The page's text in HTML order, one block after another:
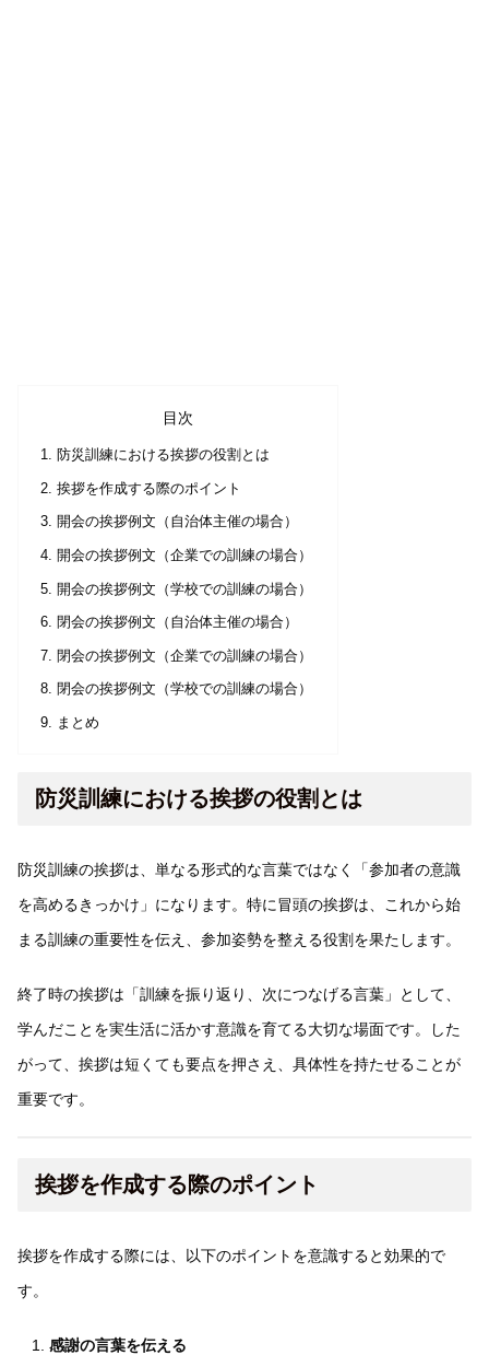
目次
防災訓練における挨拶の役割とは
挨拶を作成する際のポイント
開会の挨拶例文（自治体主催の場合）
開会の挨拶例文（企業での訓練の場合）
開会の挨拶例文（学校での訓練の場合）
閉会の挨拶例文（自治体主催の場合）
閉会の挨拶例文（企業での訓練の場合）
閉会の挨拶例文（学校での訓練の場合）
まとめ
防災訓練における挨拶の役割とは
防災訓練の挨拶は、単なる形式的な言葉ではなく「参加者の意識
を高めるきっかけ」になります。特に冒頭の挨拶は、これから始
まる訓練の重要性を伝え、参加姿勢を整える役割を果たします。
終了時の挨拶は「訓練を振り返り、次につなげる言葉」として、
学んだことを実生活に活かす意識を育てる大切な場面です。した
がって、挨拶は短くても要点を押さえ、具体性を持たせることが
重要です。
挨拶を作成する際のポイント
挨拶を作成する際には、以下のポイントを意識すると効果的で
す。
感謝の言葉を伝える